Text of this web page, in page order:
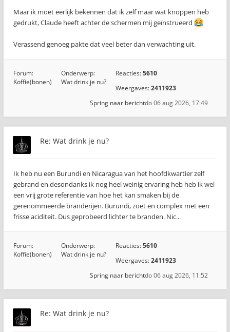
Maar ik moet eerlijk bekennen dat ik zelf maar wat knoppen heb
gedrukt, Claude heeft achter de schermen mij geïnstrueerd
Verassend genoeg pakte dat veel beter dan verwachting uit.
Forum:
Koffie(bonen)
Onderwerp:
Wat drink je nu?
Reacties:5610
Weergaves:2411923
do 06 aug 2026, 17:49
Spring naar bericht
Re: Wat drink je nu?
Ik heb nu een Burundi en Nicaragua van het hoofdkwartier zelf
gebrand en desondanks ik nog heel weinig ervaring heb heb ik wel
een vrij grote referentie van hoe het kan smaken bij de
gerenommeerde branderijen. Burundi, zoet en complex met een
frisse aciditeit. Dus geprobeerd lichter te branden. Nic...
Forum:
Koffie(bonen)
Onderwerp:
Wat drink je nu?
Reacties:5610
Weergaves:2411923
do 06 aug 2026, 11:52
Spring naar bericht
Re: Wat drink je nu?